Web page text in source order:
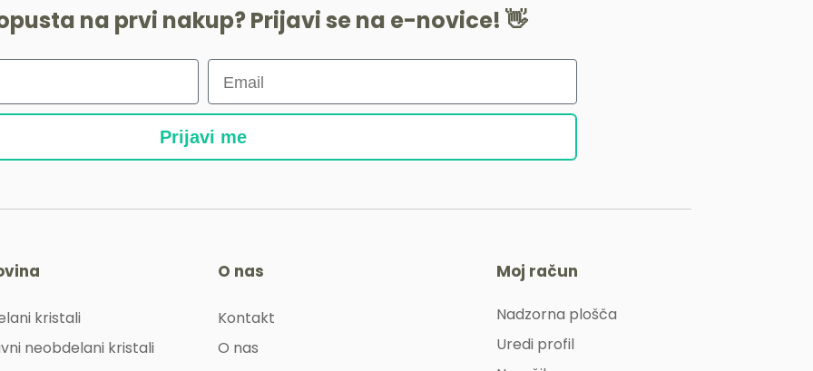
na prvi nakup? Prijavi se na e-novice! 👋
Prijavi me
kristali
neobdelani kristali
O nas
Kontakt
O nas
Moj račun
Nadzorna plošča
Uredi profil